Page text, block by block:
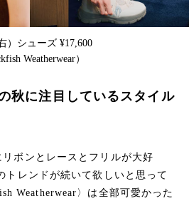
秋に注目しているスタイル
ボンとレースとフリルが大好
トレンドが続いて欲しいと思って
Weatherwear〉は全部可愛かった
）シューズ ¥17,600
Weatherwear）